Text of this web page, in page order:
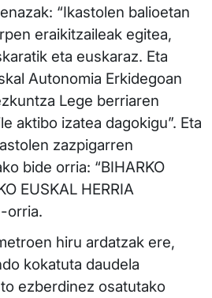
“Ikastolen balioetan
eraikitzaileak egitea,
eta euskaraz. Eta
Autonomia Erkidegoan
Lege berriaren
aktibo izatea dagokigu”. Eta
zazpigarren
bide orria: “BIHARKO
EUSKAL HERRIA
orria.
hiru ardatzak ere,
kokatuta daudela
ezberdinez osatutako